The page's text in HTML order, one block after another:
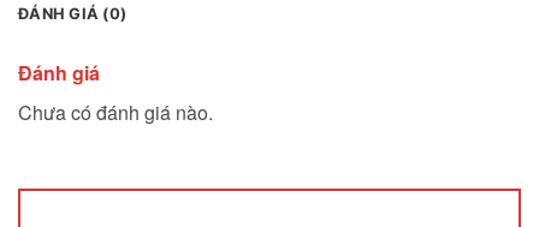
ĐÁNH GIÁ (0)
Đánh giá
Chưa có đánh giá nào.